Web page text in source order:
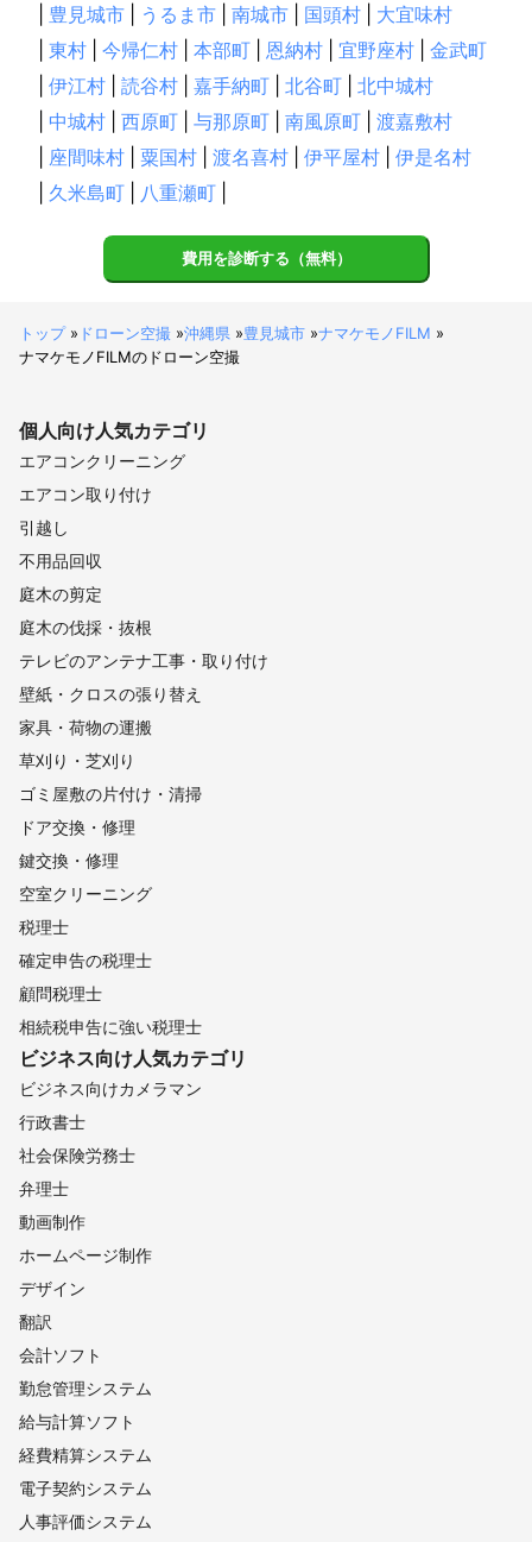
豊見城市 うるま市 南城市 国頭村
大宜味村
東村 今帰仁村 本部町 恩納村 宜野座村
金武町
伊江村 読谷村 嘉手納町 北谷町
北中城村
中城村 西原町 与那原町 南風原町
渡嘉敷村
座間味村 粟国村 渡名喜村 伊平屋村
伊是名村
久米島町 八重瀬町
費用を診断する（無料）
トップ» ドローン空撮 »沖縄県 »豊見城市 »ナマケモノFILM »
ナマケモノFILMのドローン空撮
個人向け人気カテゴリ
エアコンクリーニング
エアコン取り付け
引越し
不用品回収
庭木の剪定
庭木の伐採・抜根
テレビのアンテナ工事・取り付け
壁紙・クロスの張り替え
家具・荷物の運搬
草刈り・芝刈り
ゴミ屋敷の片付け・清掃
ドア交換・修理
鍵交換・修理
空室クリーニング
税理士
確定申告の税理士
顧問税理士
相続税申告に強い税理士
ビジネス向け人気カテゴリ
ビジネス向けカメラマン
行政書士
社会保険労務士
弁理士
動画制作
ホームページ制作
デザイン
翻訳
会計ソフト
勤怠管理システム
給与計算ソフト
経費精算システム
電子契約システム
人事評価システム